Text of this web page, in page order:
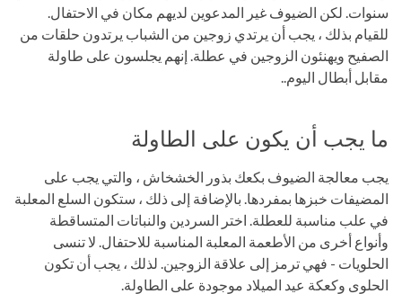
سنوات. لكن الضيوف غير المدعوين لديهم مكان في الاحتفال.
للقيام بذلك ، يجب أن يرتدي زوجين من الشباب يرتدون حلقات من
الصفيح ويهنئون الزوجين في عطلة. إنهم يجلسون على طاولة
مقابل أبطال اليوم..
ما يجب أن يكون على الطاولة
يجب معالجة الضيوف بكعك بذور الخشخاش ، والتي يجب على
المضيفات خبزها بمفردها. بالإضافة إلى ذلك ، ستكون السلع المعلبة
في علب مناسبة للعطلة. اختر السردين والنباتات المتساقطة
وأنواع أخرى من الأطعمة المعلبة المناسبة للاحتفال. لا تنسى
الحلويات - فهي ترمز إلى علاقة الزوجين. لذلك ، يجب أن تكون
الحلوى وكعكة عيد الميلاد موجودة على الطاولة.